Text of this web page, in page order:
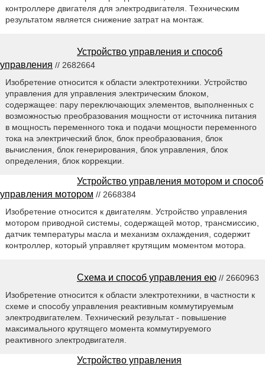
контроллере двигателя для электродвигателя. Техническим
результатом является снижение затрат на монтаж.
Устройство управления и способ
управления // 2682664
Изобретение относится к области электротехники. Устройство
управления для управления электрическим блоком,
содержащее: пару переключающих элементов, выполненных с
возможностью преобразования мощности от источника питания
в мощность переменного тока и подачи мощности переменного
тока на электрический блок, блок преобразования, блок
вычисления, блок генерирования, блок управления, блок
определения, блок коррекции.
Устройство управления мотором и способ
управления мотором // 2668384
Изобретение относится к двигателям. Устройство управления
мотором приводной системы, содержащей мотор, трансмиссию,
датчик температуры масла и механизм охлаждения, содержит
контроллер, который управляет крутящим моментом мотора.
Схема и способ управления ею // 2660963
Изобретение относится к области электротехники, в частности к
схеме и способу управления реактивным коммутируемым
электродвигателем. Технический результат - повышение
максимального крутящего момента коммутируемого
реактивного электродвигателя.
Устройство управления